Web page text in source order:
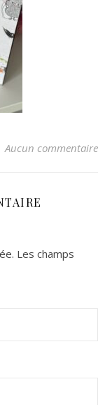
Aucun commentaire
Les champs